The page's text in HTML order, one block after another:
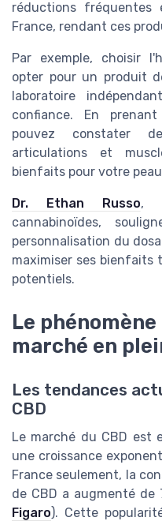
réductions
France, rendant ces
Par exemple, choisir
opter pour un produit
laboratoire
confiance. En
pouvez constater
articulations et
bienfaits pour votre
Dr. Ethan Russo,
cannabinoïdes,
personnalisation du
maximiser ses bienfaits
potentiels.
Le
marché en
Les tendances
CBD
Le marché du CBD est
une croissance
France seulement, la
de CBD a augmenté
Figaro). Cette